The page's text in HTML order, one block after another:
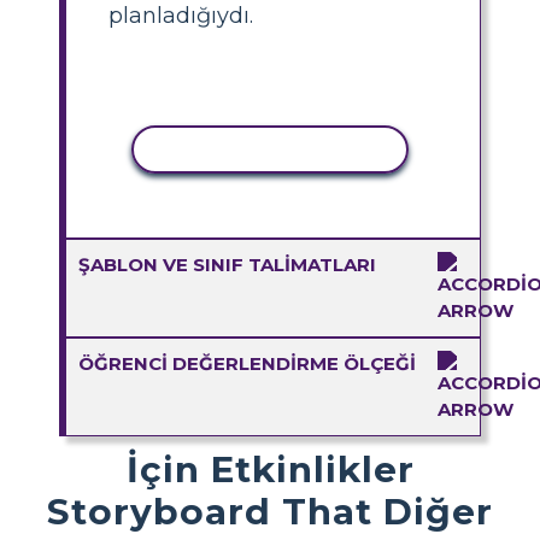
planladığıydı.
ŞABLON VE SINIF TALIMATLARI
ÖĞRENCI DEĞERLENDIRME ÖLÇEĞI
İçin Etkinlikler
Storyboard That Diğer